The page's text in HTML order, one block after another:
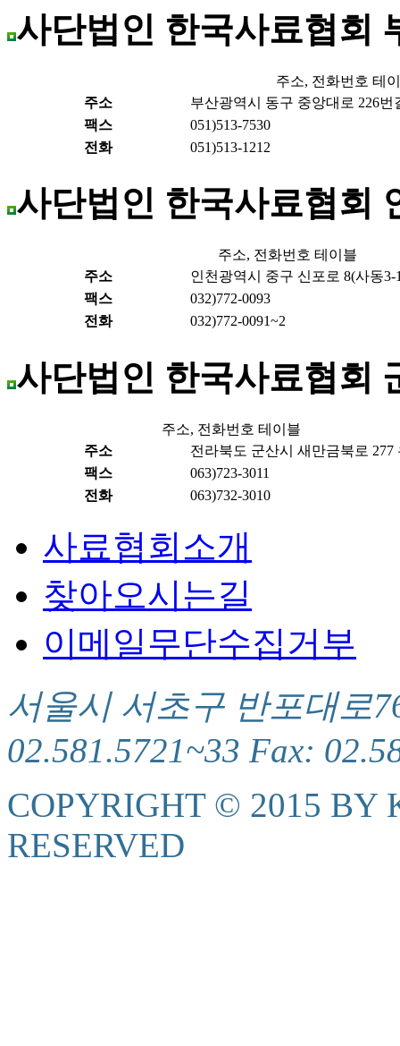
사단법인 한국사료협회
주소, 전화번호 테
주소
부산광역시 동구 중앙대로 226번
팩스
051)513-7530
전화
051)513-1212
사단법인 한국사료협회
주소, 전화번호 테이블
주소
인천광역시 중구 신포로 8(사동3-
팩스
032)772-0093
전화
032)772-0091~2
사단법인 한국사료협회
주소, 전화번호 테이블
주소
전라북도 군산시 새만금북로 277
팩스
063)723-3011
전화
063)732-3010
사료협회소개
찾아오시는길
이메일무단수집거부
서울시 서초구 반포대로
02.581.5721~33 Fax:
COPYRIGHT © 2015 BY
RESERVED